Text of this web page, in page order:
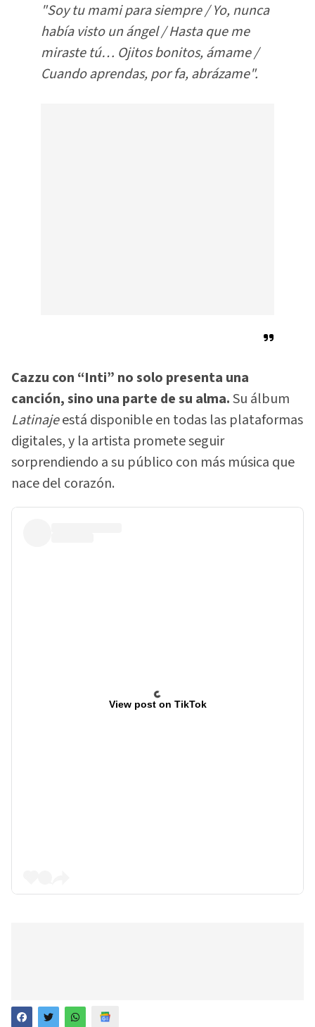
"Soy tu mami para siempre / Yo, nunca
había visto un ángel / Hasta que me
miraste tú… Ojitos bonitos, ámame /
Cuando aprendas, por fa, abrázame".
Cazzu con “Inti” no solo presenta una
canción, sino una parte de su alma.Su álbum
Latinajeestá disponible en todas las plataformas
digitales, y la artista promete seguir
sorprendiendo a su público con más música que
nace del corazón.
View post on TikTok